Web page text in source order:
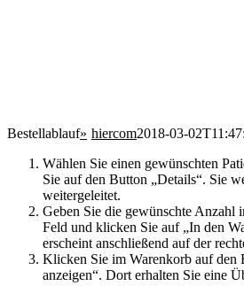
Bestellablauf hiercom2018-03-
Wählen Sie einen gewünschten
Sie auf den Button „Details“. Sie
weitergeleitet.
Geben Sie die gewünschte Anzahl
Feld und klicken Sie auf „In den
erscheint anschließend auf der
Klicken Sie im Warenkorb auf den
anzeigen“. Dort erhalten Sie eine